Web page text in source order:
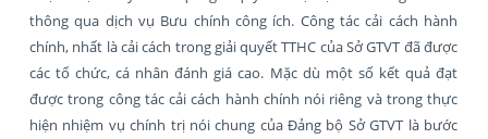
thông qua dịch vụ Bưu chính công ích. Công tác cải cách hành
chính, nhất là cải cách trong giải quyết TTHC của Sở GTVT đã được
các tổ chức, cá nhân đánh giá cao. Mặc dù một số kết quả đạt
được trong công tác cải cách hành chính nói riêng và trong thực
hiện nhiệm vụ chính trị nói chung của Đảng bộ Sở GTVT là bước